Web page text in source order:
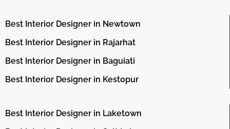
Best Interior Designer in Newtown
Best Interior Designer in Rajarhat
Best Interior Designer in Baguiati
Best Interior Designer in Kestopur
Best Interior Designer in Laketown